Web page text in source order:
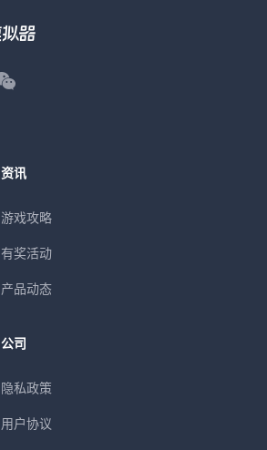
资讯
游戏攻略
有奖活动
产品动态
公司
隐私政策
用户协议